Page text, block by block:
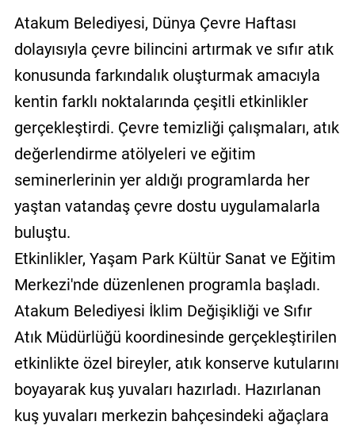
Politikası
Atakum Belediyesi, Dünya Çevre Haftası
dolayısıyla çevre bilincini artırmak ve sıfır atık
konusunda farkındalık oluşturmak amacıyla
kentin farklı noktalarında çeşitli etkinlikler
gerçekleştirdi. Çevre temizliği çalışmaları, atık
değerlendirme atölyeleri ve eğitim
seminerlerinin yer aldığı programlarda her
yaştan vatandaş çevre dostu uygulamalarla
buluştu.
Etkinlikler, Yaşam Park Kültür Sanat ve Eğitim
Merkezi'nde düzenlenen programla başladı.
Atakum Belediyesi İklim Değişikliği ve Sıfır
Atık Müdürlüğü koordinesinde gerçekleştirilen
etkinlikte özel bireyler, atık konserve kutularını
boyayarak kuş yuvaları hazırladı. Hazırlanan
kuş yuvaları merkezin bahçesindeki ağaçlara